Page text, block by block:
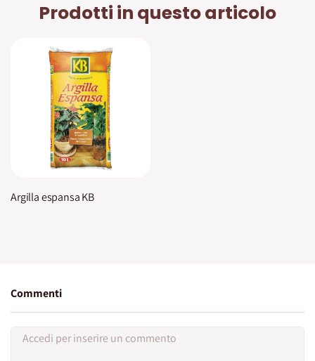
Prodotti in questo articolo
Argilla espansa KB
Commenti